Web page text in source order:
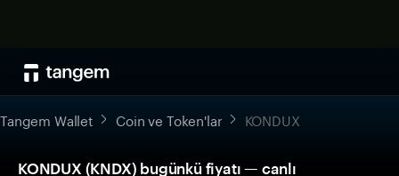
Tangem Wallet Coin ve Token'lar KONDUX
KONDUX (KNDX) bugünkü fiyatı — canlı